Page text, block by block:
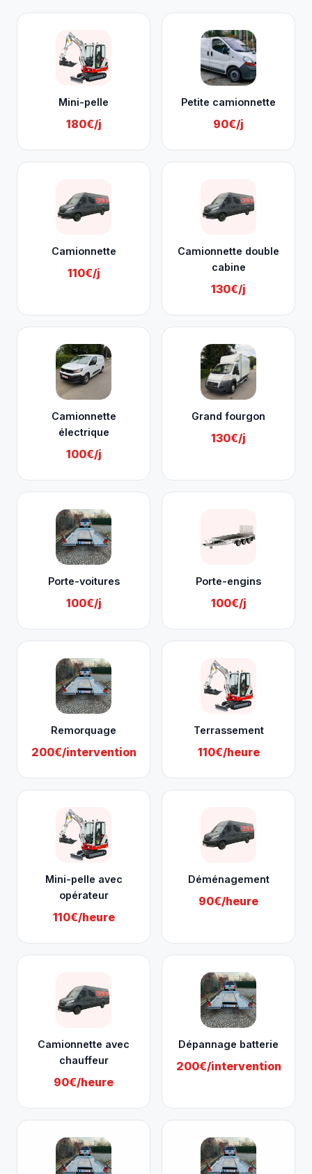
Mini-pelle
180€/j
Petite camionnette
90€/j
Camionnette
110€/j
Camionnette double
cabine
130€/j
Camionnette
électrique
100€/j
Grand fourgon
130€/j
Porte-voitures
100€/j
Porte-engins
100€/j
Remorquage
200€/intervention
Terrassement
110€/heure
Mini-pelle avec
opérateur
110€/heure
Déménagement
90€/heure
Camionnette avec
chauffeur
90€/heure
Dépannage batterie
200€/intervention